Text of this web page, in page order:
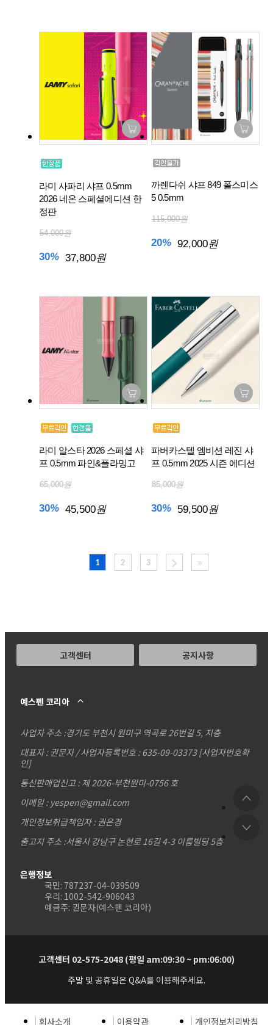
라미 사파리 샤프 0.5mm
2026 네온 스페셜에디션 한
정판
54,000원
30% 37,800원
까렌다쉬 샤프 849 폴스미스
5 0.5mm
115,000원
20% 92,000원
라미 알스타 2026 스페셜 샤
프 0.5mm 파인&플라밍고
65,000원
30% 45,500원
파버카스텔 엠비션 레진 샤
프 0.5mm 2025 시즌 에디션
85,000원
30% 59,500원
1 2 3
고객센터 공지사항
예스펜 코리아
사업자 주소 :경기도 부천시 원미구 역곡로 26번길 5, 지층
대표자 : 권문자 / 사업자등록번호 : 635-09-03373[사업자번호확
인]
통신판매업신고 : 제 2026-부천원미-0756 호
이메일 : yespen@gmail.com
개인정보취급책임자 : 권은경
출고지 주소 :서울시 강남구 논현로 16길 4-3 이룸빌딩 5층
은행정보
국민: 787237-04-039509
우리: 1002-542-906043
예금주: 권문자(예스펜 코리아)
고객센터 02-575-2048 (평일 am:09:30 ~ pm:06:00)
주말 및 공휴일은 Q&A를 이용해주세요.
회사소개 이용약관 개인정보처리방침